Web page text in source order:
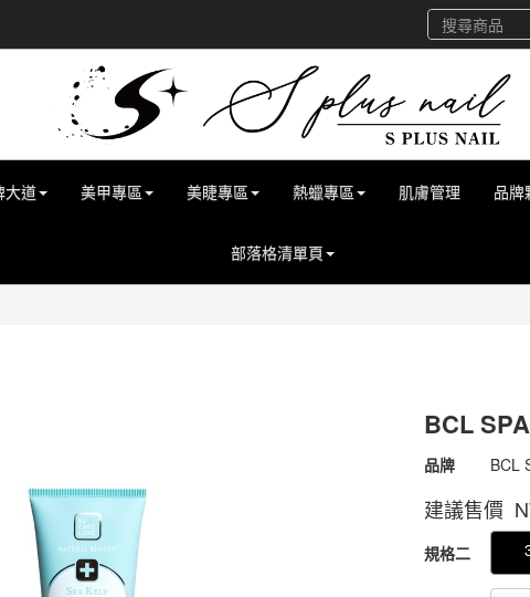
大道 美甲專區 美睫專區 熱蠟專區 肌膚管理 品牌
部落格清單頁
BCL
商品代號
品牌 BCL
建議售價
規格二